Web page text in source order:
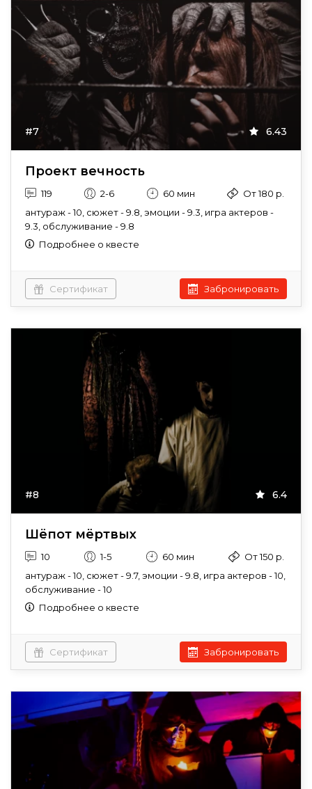
#7 6.43
Проект вечность
119 2-6 60 мин
От 180 р.
антураж - 10, сюжет - 9.8, эмоции - 9.3, игра актеров -
9.3, обслуживание - 9.8
Подробнее о квесте
Сертификат Забронировать
#8 6.4
Шёпот мёртвых
10 1-5 60 мин
От 150 р.
антураж - 10, сюжет - 9.7, эмоции - 9.8, игра актеров - 10,
обслуживание - 10
Подробнее о квесте
Сертификат Забронировать